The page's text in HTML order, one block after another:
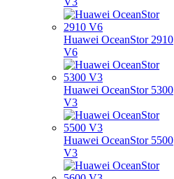
Huawei OceanStor 2910
V6
Huawei OceanStor 5300
V3
Huawei OceanStor 5500
V3